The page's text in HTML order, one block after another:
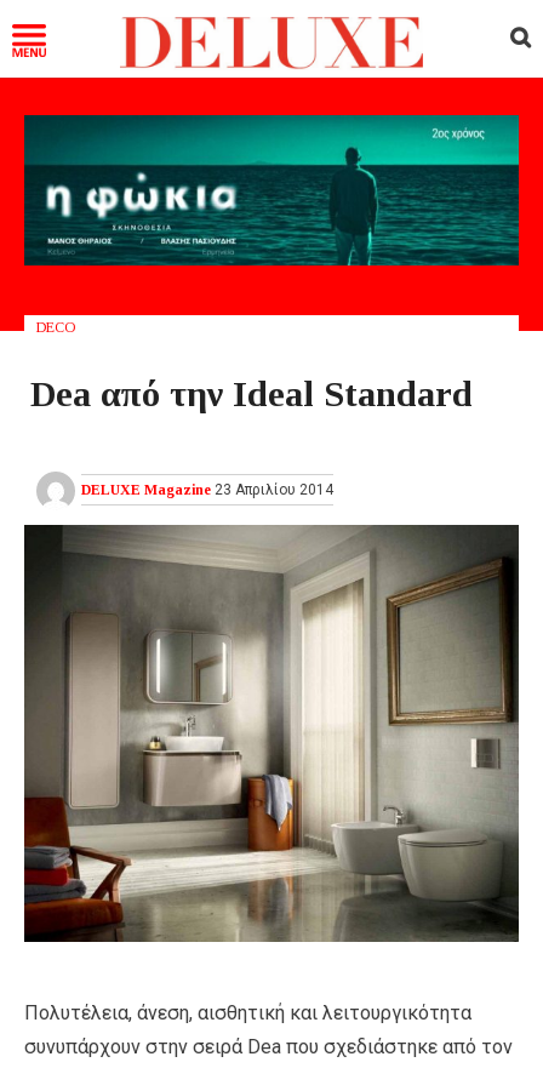
DECO
Dea από την Ideal Standard
DELUXE Magazine 23 Απριλίου 2014
Πολυτέλεια, άνεση, αισθητική και λειτουργικότητα
συνυπάρχουν στην σειρά Dea που σχεδιάστηκε από τον